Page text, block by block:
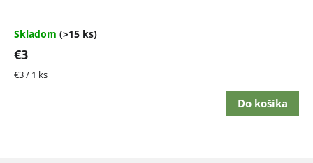
Skladom (>15 ks)
€3
Jednotková
€3 / 1 ks
Do košíka